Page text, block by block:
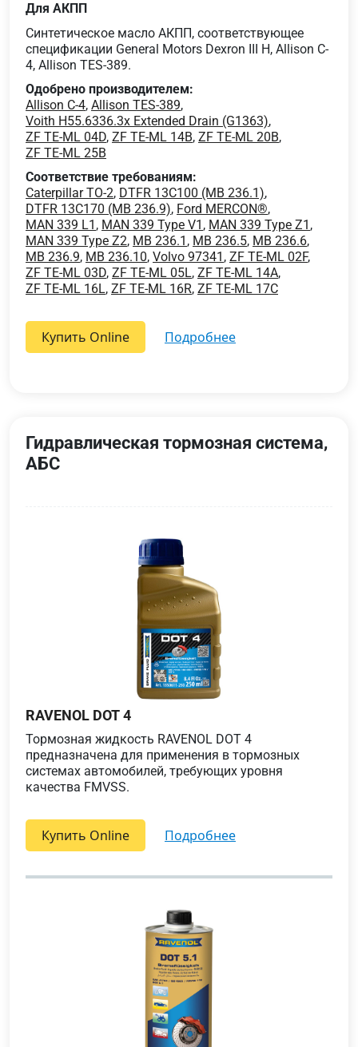
Для АКПП
Cинтетическое масло АКПП, соответствующее
спецификации General Motors Dexron III H, Allison C-
4, Allison TES-389.
Одобрено производителем:
Allison C-4, Allison TES-389,
Voith H55.6336.3x Extended Drain (G1363),
ZF TE-ML 04D, ZF TE-ML 14B, ZF TE-ML 20B,
ZF TE-ML 25B
Соответствие требованиям:
Caterpillar TO-2, DTFR 13C100 (MB 236.1),
DTFR 13C170 (MB 236.9), Ford MERCON®,
MAN 339 L1 , MAN 339 Type V1 , MAN 339 Type Z1 ,
MAN 339 Type Z2, MB 236.1 , MB 236.5, MB 236.6,
MB 236.9, MB 236.10, Volvo 97341 , ZF TE-ML 02F,
ZF TE-ML 03D, ZF TE-ML 05L, ZF TE-ML 14A,
ZF TE-ML 16L, ZF TE-ML 16R, ZF TE-ML 17C
Купить Online подробнее
Гидравлическая тормозная система,
АБС
RAVENOL DOT 4
Тормозная жидкость RAVENOL DOT 4
предназначена для применения в тормозных
системах автомобилей, требующих уровня
качества FMVSS.
Купить Online подробнее